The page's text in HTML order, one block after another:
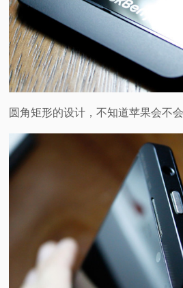
圆角矩形的设计，不知道苹果会不